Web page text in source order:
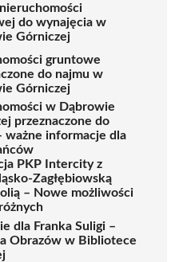
do wynajęcia w
Górniczej
gruntowe
do najmu w
Górniczej
w Dąbrowie
przeznaczone do
ważne informacje dla
PKP Intercity z
Zagłębiowską
– Nowe możliwości
dla Franka Suligi –
Obrazów w Bibliotece